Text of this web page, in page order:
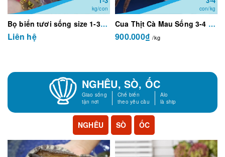
kg/con
Bọ biển tươi sống size 1-3kg/con
Liên hệ
con/kg
Cua Thịt Cà Mau Sống 3-4 con/kg
900.000₫/kg
NGHÊU, SÒ, ỐC
Giao sống
tận nơi
Chế biến
theo yêu cầu
Alo
là ship
NGHÊU SÒ ỐC